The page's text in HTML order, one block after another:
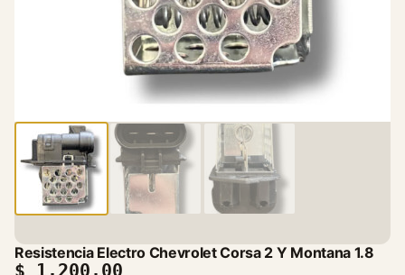
Resistencia Electro Chevrolet Corsa 2 Y Montana 1.8
$ 1.200,00